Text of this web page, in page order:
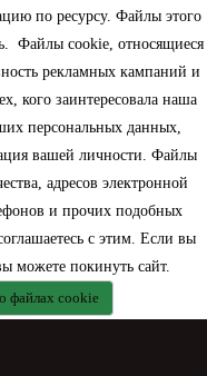
по ресурсу. Файлы этого
Файлы cookie, относящиеся
рекламных кампаний и
кого заинтересовала наша
персональных данных,
вашей личности. Файлы
адресов электронной
и прочих подобных
с этим. Если вы
можете покинуть сайт.
файлах cookie